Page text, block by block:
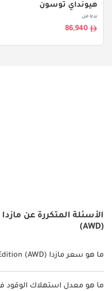
هيونداي توسون
بدءا من
86,940
(AWD)
ما هو سعر مازدا CX9 2.5T Ignite Edition (AWD)؟
سعر مازدا CX9 2.5T Ignite Edition (AWD) هو درهم 160,500.